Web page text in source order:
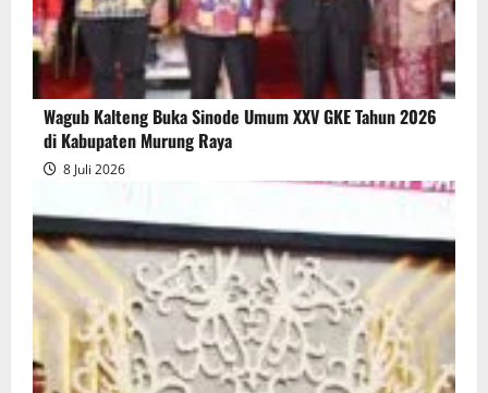
Wagub Kalteng Buka Sinode Umum XXV GKE Tahun 2026
di Kabupaten Murung Raya
8 Juli 2026